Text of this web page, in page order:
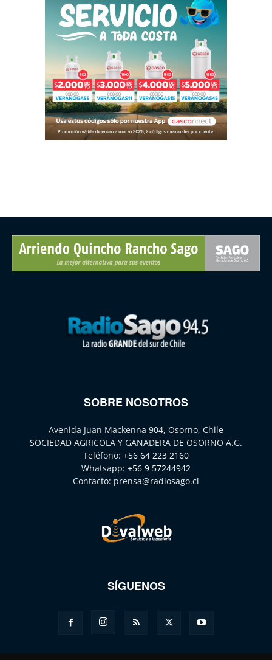
SOBRE NOSOTROS
Avenida Juan Mackenna 904, Osorno, Chile
SOCIEDAD AGRICOLA Y GANADERA DE OSORNO A.G.
Teléfono: +56 64 223 2160
Whatsapp: +56 9 57244942
Contacto: prensa@radiosago.cl
SÍGUENOS